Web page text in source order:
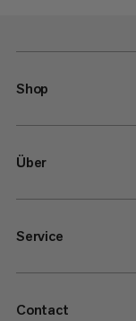
Shop
Über
Service
Contact